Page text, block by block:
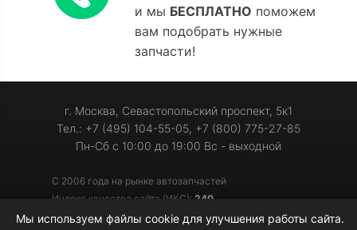
и мы БЕСПЛАТНО поможем
вам подобрать нужные
запчасти!
г. Москва, Севастопольский проспект, 5к1
Тел.: +7 (495) 104-55-05, +7 (800) 775-27-85
Пн-Сб с 10:00 до 19:00 Вс - выходной
С 2006 года на рынке автозапчастей
Индекс качества сайта (ИКС): 240
Мы используем файлы cookie для улучшения работы сайта.